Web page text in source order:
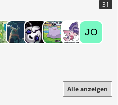
31
Alle anzeigen